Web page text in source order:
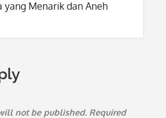
yang Menarik dan Aneh
not be published. Required